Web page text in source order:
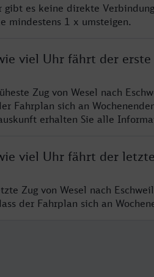
gibt es keine direkte
mindestens 1 x umsteigen.
viel Uhr fährt der erste
Zug von Wesel nach
Fahrplan sich an
erhalten Sie alle
viel Uhr fährt der
Zug von Wesel nach
der Fahrplan sich an